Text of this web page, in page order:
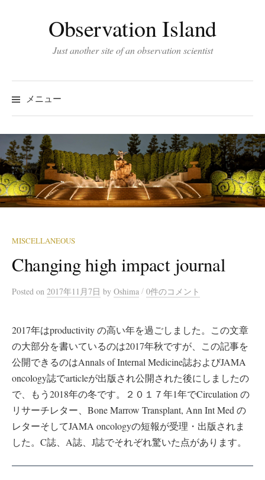
ス
キ
ッ
プ
Observation Island
Just another site of an observation scientist
メニュー
MISCELLANEOUS
Changing high impact journal
Posted on 2017年11月7日 by Oshima / 0件のコメント
2017年はproductivity の高い年を過ごしました。この文章
の大部分を書いているのは2017年秋ですが、この記事を
公開できるのはAnnals of Internal Medicine誌およびJAMA
oncology誌でarticleが出版され公開された後にしましたの
で、もう2018年の冬です。２０１７年1年でCirculation の
リサーチレター、Bone Marrow Transplant, Ann Int Med の
レターそしてJAMA oncologyの短報が受理・出版されま
した。C誌、A誌、J誌でそれぞれ驚いた点があります。